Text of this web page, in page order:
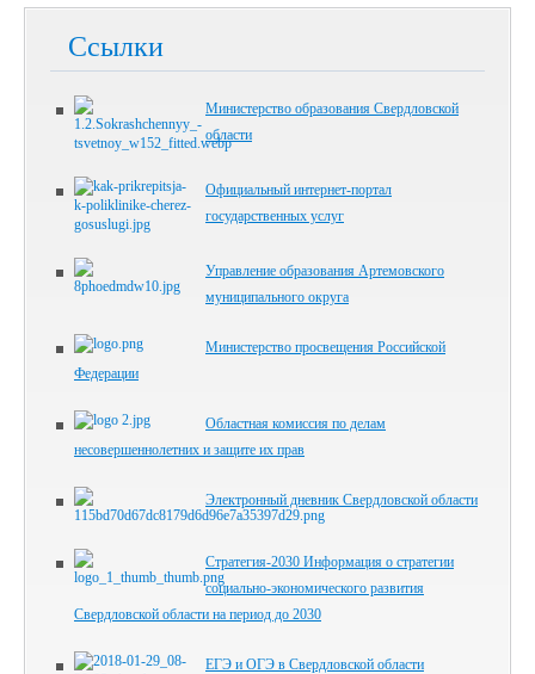
Ссылки
Министерство образования Свердловской
области
Официальный интернет-портал
государственных услуг
Управление образования Артемовского
муниципального округа
Министерство просвещения Российской
Федерации
Областная комиссия по делам
несовершеннолетних и защите их прав
Электронный дневник Свердловской области
Стратегия-2030 Информация о стратегии
социально-экономического развития
Свердловской области на период до 2030
ЕГЭ и ОГЭ в Свердловской области